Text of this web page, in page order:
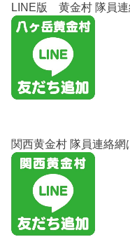
LINE版 黄金村 隊員連
関西黄金村 隊員連絡網